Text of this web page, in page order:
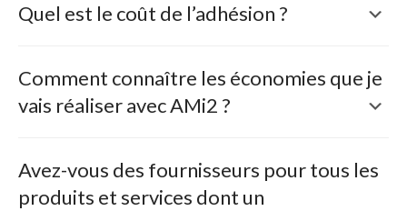
Quel est le coût de l’adhésion ?
Comment connaître les économies que je
vais réaliser avec AMi2 ?
Avez-vous des fournisseurs pour tous les
produits et services dont un